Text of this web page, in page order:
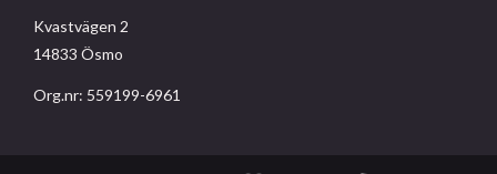
Kvastvägen 2
14833 Ösmo
Org.nr: 559199-6961